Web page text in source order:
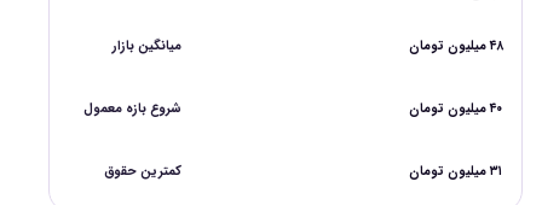
میانگین بازار ۴۸ میلیون تومان
شروع بازه معمول ۴۰ میلیون تومان
کمترین حقوق ۳۱ میلیون تومان